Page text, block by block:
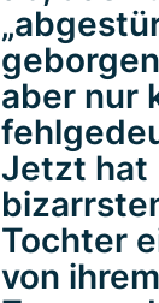
aber nur
Jetzt hat
Tochter
von